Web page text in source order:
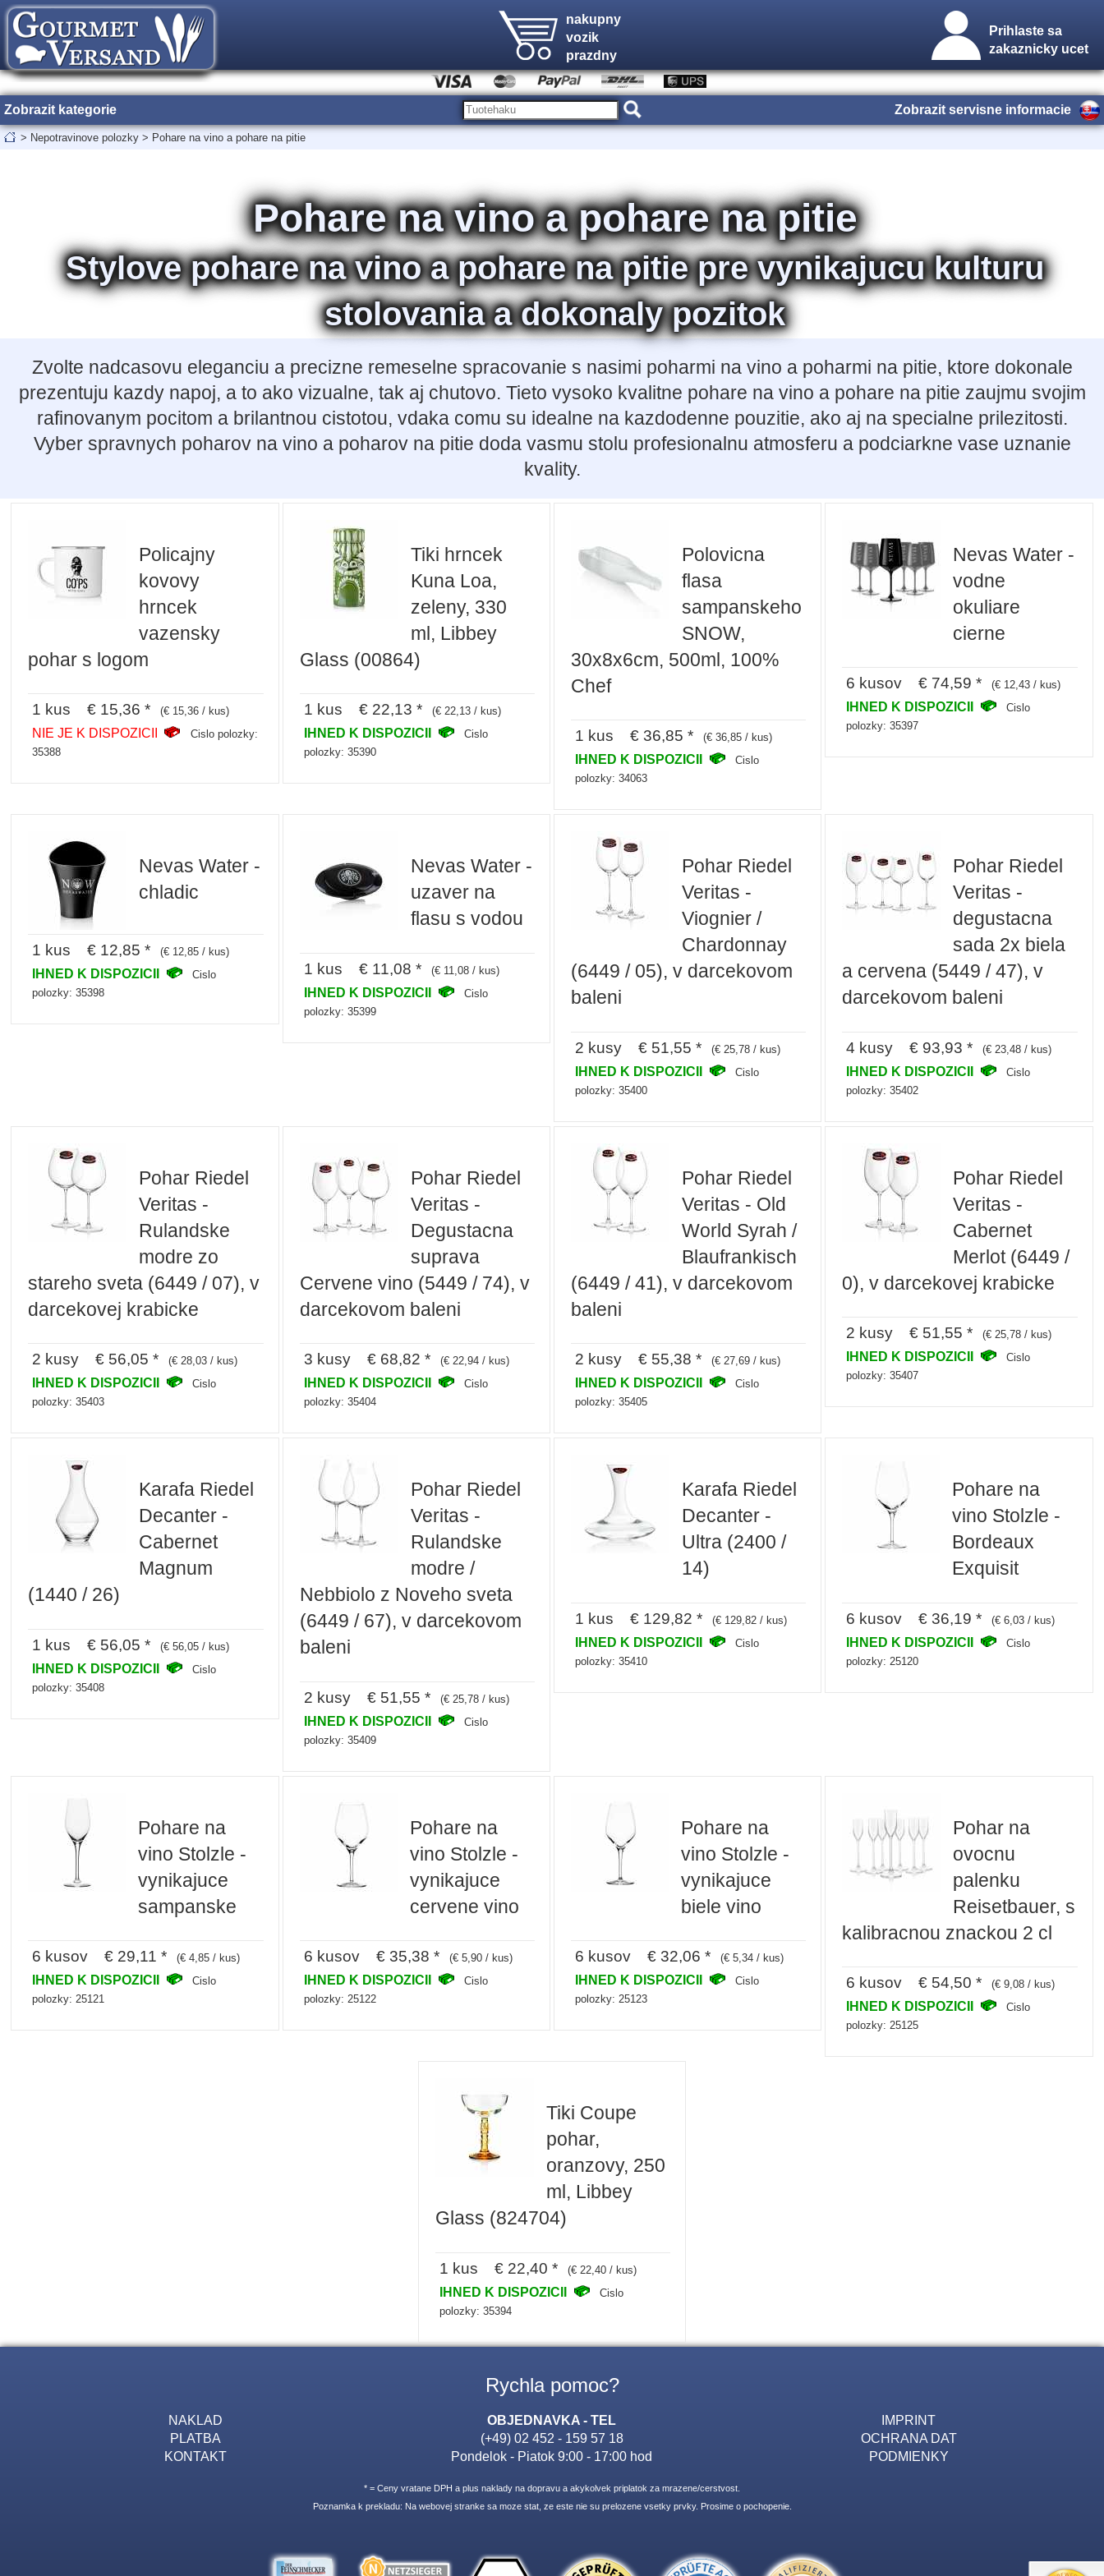
nakupny
vozik
prazdny
Prihlaste sa
zakaznicky ucet
Zobrazit kategorie Zobrazit servisne informacie
> Nepotravinove polozky > Pohare na vino a pohare na pitie
Pohare na vino a pohare na pitie
Stylove pohare na vino a pohare na pitie pre vynikajucu kulturu
stolovania a dokonaly pozitok
Zvolte nadcasovu eleganciu a precizne remeselne spracovanie s nasimi poharmi na vino a poharmi na pitie, ktore dokonale
prezentuju kazdy napoj, a to ako vizualne, tak aj chutovo. Tieto vysoko kvalitne pohare na vino a pohare na pitie zaujmu svojim
rafinovanym pocitom a brilantnou cistotou, vdaka comu su idealne na kazdodenne pouzitie, ako aj na specialne prilezitosti.
Vyber spravnych poharov na vino a poharov na pitie doda vasmu stolu profesionalnu atmosferu a podciarkne vase uznanie
kvality.
Policajny
kovovy
hrncek
vazensky
pohar s logom
1 kus € 15,36 * (€ 15,36 / kus)
NIE JE K DISPOZICII
Cislo polozky:
35388
Tiki hrncek
Kuna Loa,
zeleny, 330
ml, Libbey
Glass (00864)
1 kus € 22,13 * (€ 22,13 / kus)
IHNED K DISPOZICII
Cislo
polozky: 35390
Polovicna
flasa
sampanskeho
SNOW,
30x8x6cm, 500ml, 100%
Chef
1 kus € 36,85 * (€ 36,85 / kus)
IHNED K DISPOZICII
Cislo
polozky: 34063
Nevas Water -
vodne
okuliare
cierne
6 kusov € 74,59 * (€ 12,43 / kus)
IHNED K DISPOZICII
Cislo
polozky: 35397
Nevas Water -
chladic
1 kus € 12,85 * (€ 12,85 / kus)
IHNED K DISPOZICII
Cislo
polozky: 35398
Nevas Water -
uzaver na
flasu s vodou
1 kus € 11,08 * (€ 11,08 / kus)
IHNED K DISPOZICII
Cislo
polozky: 35399
Pohar Riedel
Veritas -
Viognier /
Chardonnay
(6449 / 05), v darcekovom
baleni
2 kusy € 51,55 * (€ 25,78 / kus)
IHNED K DISPOZICII
Cislo
polozky: 35400
Pohar Riedel
Veritas -
degustacna
sada 2x biela
a cervena (5449 / 47), v
darcekovom baleni
4 kusy € 93,93 * (€ 23,48 / kus)
IHNED K DISPOZICII
Cislo
polozky: 35402
Pohar Riedel
Veritas -
Rulandske
modre zo
stareho sveta (6449 / 07), v
darcekovej krabicke
2 kusy € 56,05 * (€ 28,03 / kus)
IHNED K DISPOZICII
Cislo
polozky: 35403
Pohar Riedel
Veritas -
Degustacna
suprava
Cervene vino (5449 / 74), v
darcekovom baleni
3 kusy € 68,82 * (€ 22,94 / kus)
IHNED K DISPOZICII
Cislo
polozky: 35404
Pohar Riedel
Veritas - Old
World Syrah /
Blaufrankisch
(6449 / 41), v darcekovom
baleni
2 kusy € 55,38 * (€ 27,69 / kus)
IHNED K DISPOZICII
Cislo
polozky: 35405
Pohar Riedel
Veritas -
Cabernet
Merlot (6449 /
0), v darcekovej krabicke
2 kusy € 51,55 * (€ 25,78 / kus)
IHNED K DISPOZICII
Cislo
polozky: 35407
Karafa Riedel
Decanter -
Cabernet
Magnum
(1440 / 26)
1 kus € 56,05 * (€ 56,05 / kus)
IHNED K DISPOZICII
Cislo
polozky: 35408
Pohar Riedel
Veritas -
Rulandske
modre /
Nebbiolo z Noveho sveta
(6449 / 67), v darcekovom
baleni
2 kusy € 51,55 * (€ 25,78 / kus)
IHNED K DISPOZICII
Cislo
polozky: 35409
Karafa Riedel
Decanter -
Ultra (2400 /
14)
1 kus € 129,82 * (€ 129,82 / kus)
IHNED K DISPOZICII
Cislo
polozky: 35410
Pohare na
vino Stolzle -
Bordeaux
Exquisit
6 kusov € 36,19 * (€ 6,03 / kus)
IHNED K DISPOZICII
Cislo
polozky: 25120
Pohare na
vino Stolzle -
vynikajuce
sampanske
6 kusov € 29,11 * (€ 4,85 / kus)
IHNED K DISPOZICII
Cislo
polozky: 25121
Pohare na
vino Stolzle -
vynikajuce
cervene vino
6 kusov € 35,38 * (€ 5,90 / kus)
IHNED K DISPOZICII
Cislo
polozky: 25122
Pohare na
vino Stolzle -
vynikajuce
biele vino
6 kusov € 32,06 * (€ 5,34 / kus)
IHNED K DISPOZICII
Cislo
polozky: 25123
Pohar na
ovocnu
palenku
Reisetbauer, s
kalibracnou znackou 2 cl
6 kusov € 54,50 * (€ 9,08 / kus)
IHNED K DISPOZICII
Cislo
polozky: 25125
Tiki Coupe
pohar,
oranzovy, 250
ml, Libbey
Glass (824704)
1 kus € 22,40 * (€ 22,40 / kus)
IHNED K DISPOZICII
Cislo
polozky: 35394
Rychla pomoc?
NAKLAD
PLATBA
KONTAKT
OBJEDNAVKA - TEL
(+49) 02 452 - 159 57 18
Pondelok - Piatok 9:00 - 17:00 hod
IMPRINT
OCHRANA DAT
PODMIENKY
* = Ceny vratane DPH a plus naklady na dopravu a akykolvek priplatok za mrazene/cerstvost.
Poznamka k prekladu: Na webovej stranke sa moze stat, ze este nie su prelozene vsetky prvky. Prosime o pochopenie.